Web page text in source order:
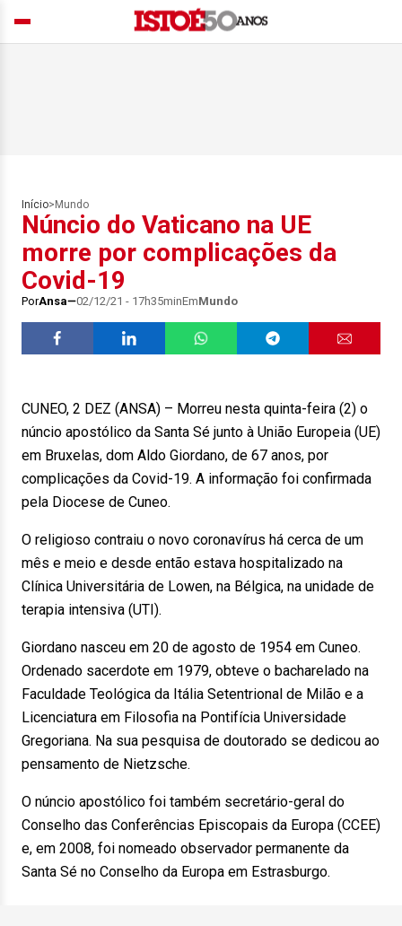
Início> Mundo
Núncio do Vaticano na UE
morre por complicações da
Covid-19
PorAnsa 02/12/21 - 17h35minEmMundo
CUNEO, 2 DEZ (ANSA) – Morreu nesta quinta-feira (2) o
núncio apostólico da Santa Sé junto à União Europeia (UE)
em Bruxelas, dom Aldo Giordano, de 67 anos, por
complicações da Covid-19. A informação foi confirmada
pela Diocese de Cuneo.
O religioso contraiu o novo coronavírus há cerca de um
mês e meio e desde então estava hospitalizado na
Clínica Universitária de Lowen, na Bélgica, na unidade de
terapia intensiva (UTI).
Giordano nasceu em 20 de agosto de 1954 em Cuneo.
Ordenado sacerdote em 1979, obteve o bacharelado na
Faculdade Teológica da Itália Setentrional de Milão e a
Licenciatura em Filosofia na Pontifícia Universidade
Gregoriana. Na sua pesquisa de doutorado se dedicou ao
pensamento de Nietzsche.
O núncio apostólico foi também secretário-geral do
Conselho das Conferências Episcopais da Europa (CCEE)
e, em 2008, foi nomeado observador permanente da
Santa Sé no Conselho da Europa em Estrasburgo.